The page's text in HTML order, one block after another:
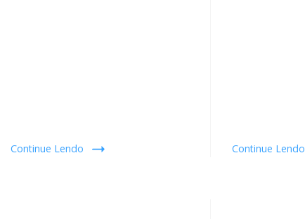
Continue Lendo Continue Lendo